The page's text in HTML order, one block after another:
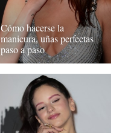
Cómo hacerse la
manicura, uñas perfectas
paso a paso